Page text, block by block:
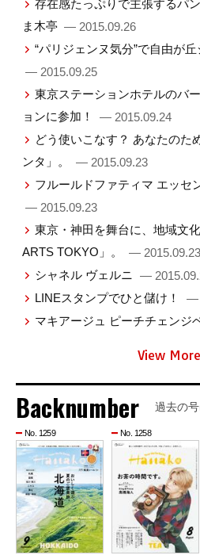
存在感たっぷりで主張するパ
ま木亭 — 2015.09.26
“パリジェンヌ気分”で自由が丘
— 2015.09.25
東京ステーションホテルのバ
ョンに参加！
— 2015.09.24
どう使いこなす？ あなたのた
ンタ」。
— 2015.09.23
フルールドファティマ エッセ
— 2015.09.23
東京・神田を舞台に、地域文
ARTS TOKYO」。
— 2015.09.23
シャネル ヴェルニ —
LINEスタンプでひと儲け！
—
マキアージュ ピーチチェンジ
View More
Backnumber 過去の
No. 1259 No. 1258